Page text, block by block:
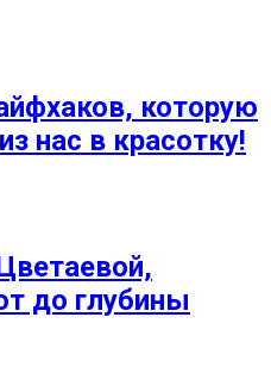
которую
нас в красотку!
до глубины